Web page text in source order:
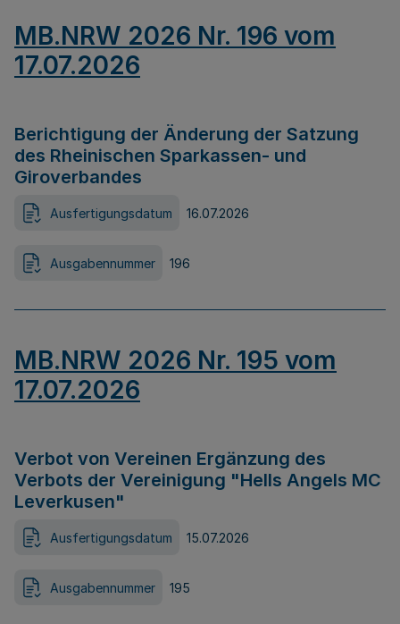
MB.NRW 2026 Nr. 196 vom
17.07.2026
Berichtigung der Änderung der Satzung
des Rheinischen Sparkassen- und
Giroverbandes
Ausfertigungsdatum 16.07.2026
Ausgabennummer 196
MB.NRW 2026 Nr. 195 vom
17.07.2026
Verbot von Vereinen Ergänzung des
Verbots der Vereinigung "Hells Angels MC
Leverkusen"
Ausfertigungsdatum 15.07.2026
Ausgabennummer 195